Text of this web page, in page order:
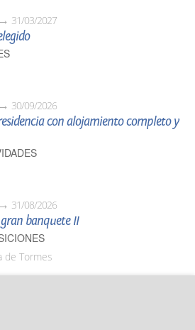
31/03/2027
30/09/2026
con alojamiento completo y
31/08/2026
banquete II
de Tormes